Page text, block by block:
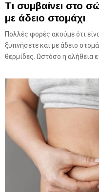
Τι συμβαίνει στο
με άδειο στομάχι
Πολλές φορές ακούμε ότι
ξυπνήσετε και με άδειο
θερμίδες. Ωστόσο η αλήθεια